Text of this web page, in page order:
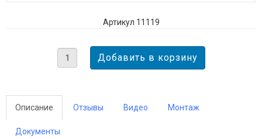
Артикул 11119
Описание Отзывы Видео Монтаж
Документы